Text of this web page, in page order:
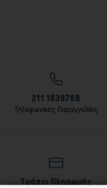
211 1838768
Τηλεφωνικές Παραγγελίες
Τρόποι Πληρωμής